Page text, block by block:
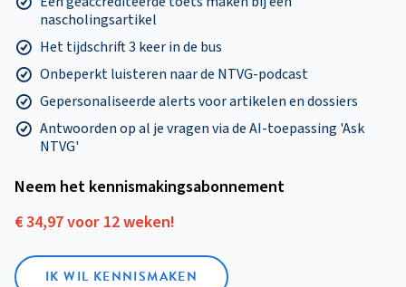
nascholingsartikel
Het tijdschrift 3 keer in de bus
Onbeperkt luisteren naar de NTVG-podcast
Gepersonaliseerde alerts voor artikelen en dossiers
Antwoorden op al je vragen via de AI-toepassing 'Ask
NTVG'
Neem het kennismakings­abonnement
€ 34,97 voor 12 weken!
IK WIL KENNISMAKEN